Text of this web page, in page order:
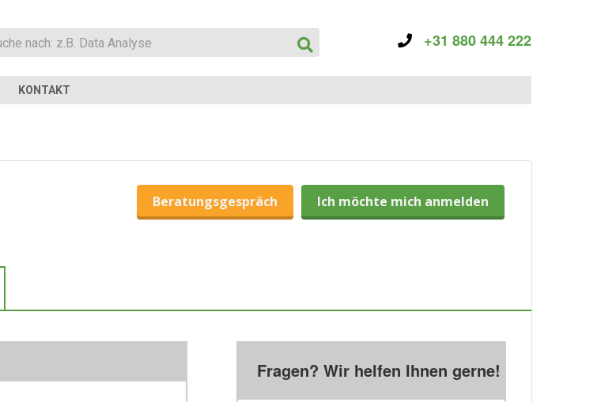
+31 880 444 222
KONTAKT
Beratungsgespräch Ich möchte mich anmelden
Fragen? Wir helfen Ihnen gerne!